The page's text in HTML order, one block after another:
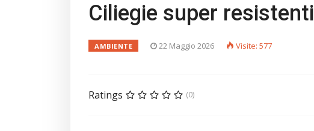
Ciliegie super resistenti
AMBIENTE 22 Maggio 2026 Visite: 577
Ratings (0)